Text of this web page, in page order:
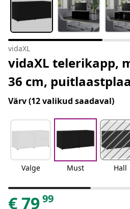
vidaXL
vidaXL telerikapp,
36 cm,
Värv(12 valikud saadaval)
Valge Must Hall
€7999